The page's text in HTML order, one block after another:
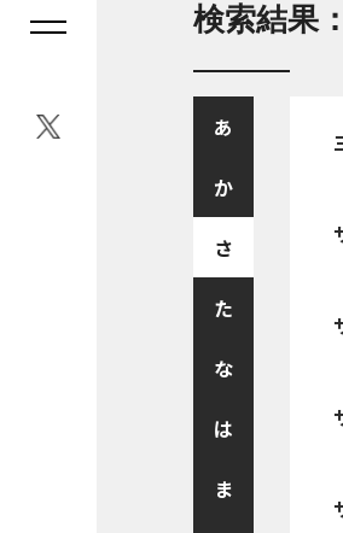
検索結果
あ
か
さ
た
な
は
ま